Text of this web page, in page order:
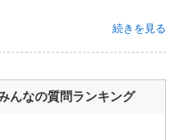
続きを見る
んなの質問ランキング